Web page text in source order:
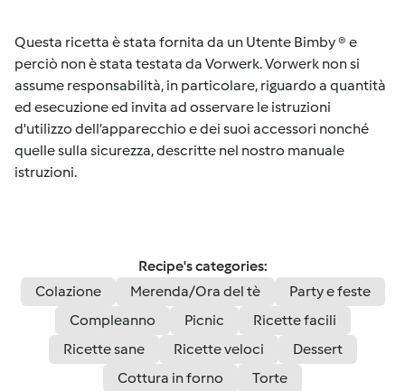
Questa ricetta è stata fornita da un Utente Bimby ® e
perciò non è stata testata da Vorwerk. Vorwerk non si
assume responsabilità, in particolare, riguardo a quantità
ed esecuzione ed invita ad osservare le istruzioni
d'utilizzo dell’apparecchio e dei suoi accessori nonché
quelle sulla sicurezza, descritte nel nostro manuale
istruzioni.
Recipe's categories:
Colazione
Merenda/Ora del tè
Party e feste
Compleanno
Picnic
Ricette facili
Ricette sane
Ricette veloci
Dessert
Cottura in forno
Torte